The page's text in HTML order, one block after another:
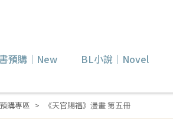
預購｜New BL小說｜Novel
購專區 《天官賜福》漫畫 第五冊